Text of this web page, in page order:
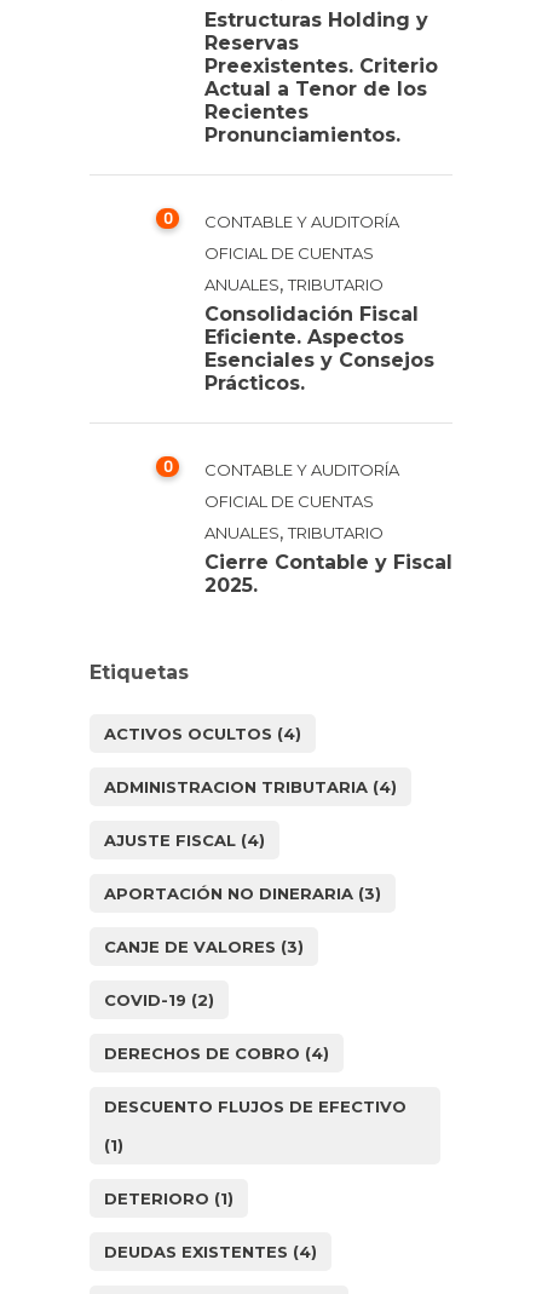
Estructuras Holding y
Reservas
Preexistentes. Criterio
Actual a Tenor de los
Recientes
Pronunciamientos.
0
CONTABLE Y AUDITORÍA
OFICIAL DE CUENTAS
ANUALES,TRIBUTARIO
Consolidación Fiscal
Eficiente. Aspectos
Esenciales y Consejos
Prácticos.
0
CONTABLE Y AUDITORÍA
OFICIAL DE CUENTAS
ANUALES,TRIBUTARIO
Cierre Contable y Fiscal
2025.
Etiquetas
ACTIVOS OCULTOS (4)
ADMINISTRACION TRIBUTARIA (4)
AJUSTE FISCAL (4)
APORTACIÓN NO DINERARIA (3)
CANJE DE VALORES (3)
COVID-19 (2)
DERECHOS DE COBRO (4)
DESCUENTO FLUJOS DE EFECTIVO
(1)
DETERIORO (1)
DEUDAS EXISTENTES (4)